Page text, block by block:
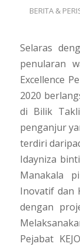
BERITA &
Selaras
penularan
Excellence
2020
di Bilik
penganjur
terdiri
Idayniza
Manakala
Inovatif dan
dengan
Pejabat